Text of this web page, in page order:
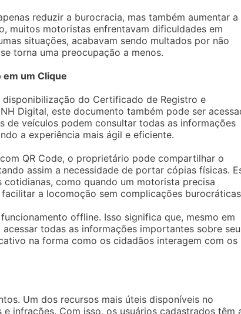
reduzir a burocracia, mas também aumentar a
muitos motoristas enfrentavam dificuldades em
situações, acabavam sendo multados por não
torna uma preocupação a menos.
um Clique
do Certificado de Registro e
Digital, este documento também pode ser
veículos podem consultar todas as informações
a experiência mais ágil e eficiente.
QR Code, o proprietário pode compartilhar o
assim a necessidade de portar cópias físicas.
como quando um motorista precisa
a locomoção sem complicações
offline. Isso significa que, mesmo em
todas as informações importantes sobre seu
na forma como os cidadãos interagem com os
Um dos recursos mais úteis disponíveis no
infrações. Com isso, os usuários cadastrados têm